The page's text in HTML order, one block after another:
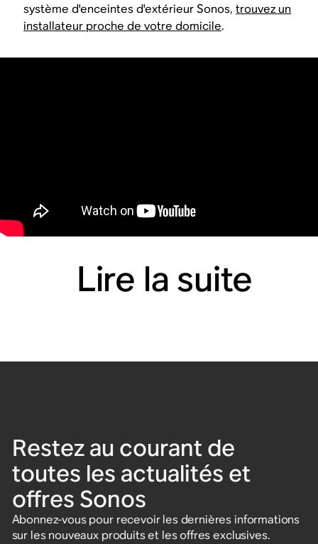
système d'enceintes d'extérieur Sonos,trouvez un
installateur proche de votre domicile.
Lire la suite
Restez au courant de
toutes les actualités et
offres Sonos
Abonnez-vous pour recevoir les dernières informations
sur les nouveaux produits et les offres exclusives.